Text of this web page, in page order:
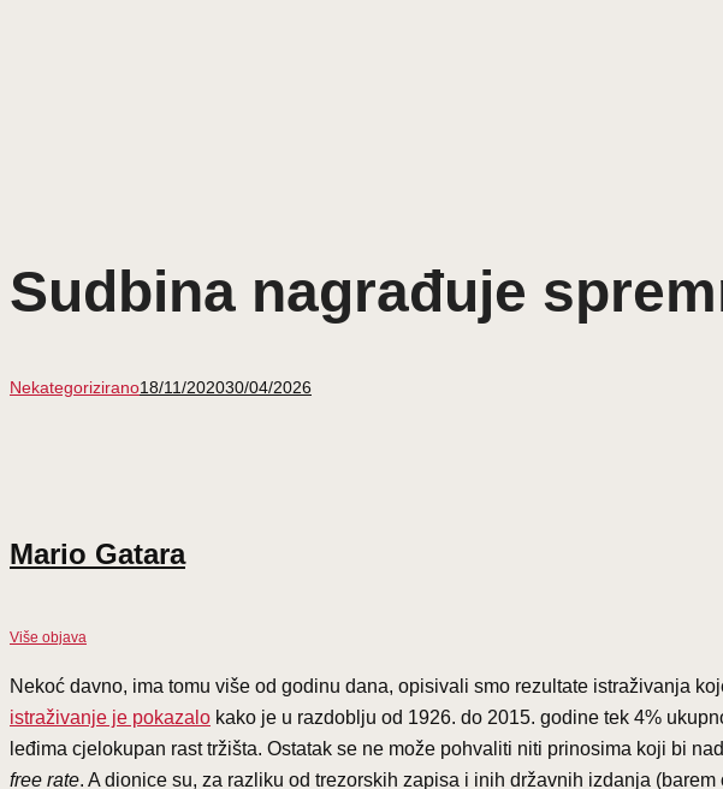
Sudbina nagrađuje
Nekategorizirano18/11/202030/04/2026
Mario Gatara
Više objava
Nekoć davno, ima tomu više od godinu dana, opisivali smo rezultate istraživanja
istraživanje je pokazalo kako je u razdoblju od 1926. do 2015. godine tek 4%
leđima cjelokupan rast tržišta. Ostatak se ne može pohvaliti niti prinosima koji bi
free rate. A dionice su, za razliku od trezorskih zapisa i inih državnih izdanja